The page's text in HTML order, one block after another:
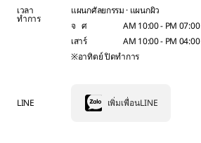
เวลา
ทำการ
แผนกศัลยกรรม · แผนกผิว
จ ศ
AM 10:00 - PM 07:00
เสาร์
AM 10:00 - PM 04:00
※อาทิตย์ ปิดทำการ
LINE เพิ่มเพื่อนLINE